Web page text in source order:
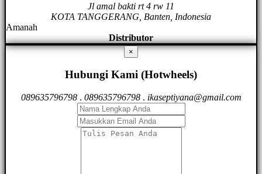
Jl amal bakti rt 4 rw 11
KOTA TANGGERANG, Banten, Indonesia
Amanah
Distributor
×
Hubungi Kami (Hotwheels)
089635796798. 089635796798. ikaseptiyana@gmail.com